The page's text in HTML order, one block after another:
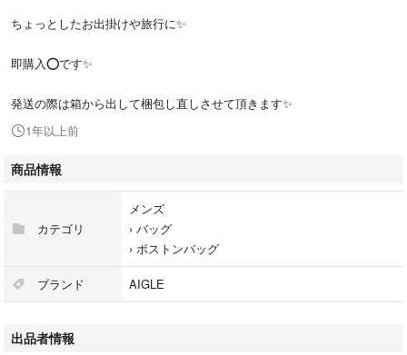
ちょっとしたお出掛けや旅行に✨
即購入⭕です✨
発送の際は箱から出して梱包し直しさせて頂きます✨
1年以上前
商品情報
カテゴリ
メンズ
› バッグ
› ボストンバッグ
ブランド AIGLE
出品者情報